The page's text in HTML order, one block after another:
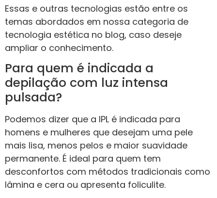
Essas e outras tecnologias estão entre os
temas abordados em nossa categoria de
tecnologia estética no blog, caso deseje
ampliar o conhecimento.
Para quem é indicada a
depilação com luz intensa
pulsada?
Podemos dizer que a IPL é indicada para
homens e mulheres que desejam uma pele
mais lisa, menos pelos e maior suavidade
permanente. É ideal para quem tem
desconfortos com métodos tradicionais como
lâmina e cera ou apresenta foliculite.